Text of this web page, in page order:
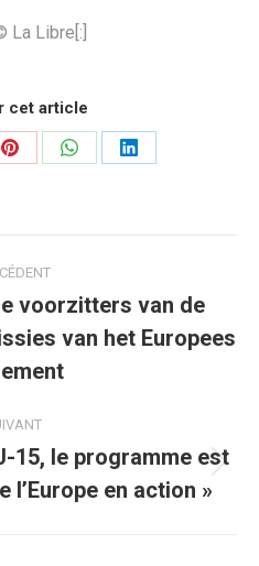
La Libre[:]
cet article
PartagerPartagerPartager
Article
précédent
voorzitters van de
van het Europees
Article
suivant
15, le programme est
l’Europe en action »